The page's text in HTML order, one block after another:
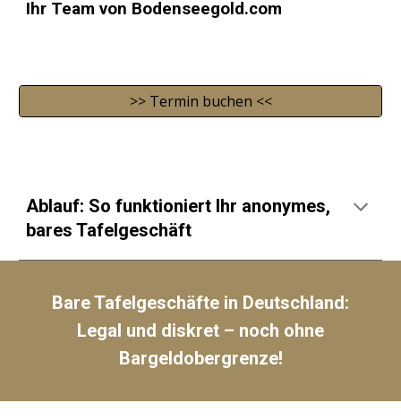
Ihr Team von Bodenseegold.com
>> Termin buchen <<
Ablauf: So funktioniert Ihr anonymes,
bares Tafelgeschäft
Bare Tafelgeschäfte in Deutschland:
Legal und diskret – noch ohne
Bargeldobergrenze!